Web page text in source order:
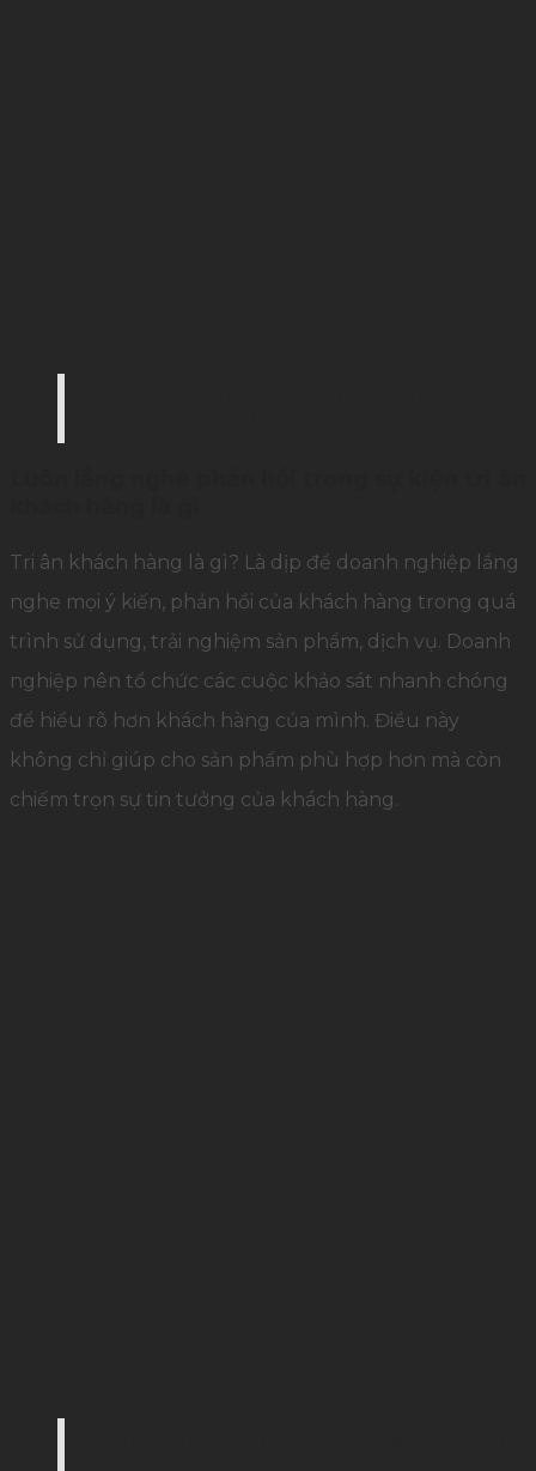
Tri ân khách hàng là gì? Là dịp để doanh nghiệp lắng
nghe mọi ý kiến, phản hồi của khách hàng trong quá
trình sử dụng, trải nghiệm sản phẩm, dịch vụ. Doanh
nghiệp nên tổ chức các cuộc khảo sát nhanh chóng
để hiểu rõ hơn khách hàng của mình. Điều này
không chỉ giúp cho sản phẩm phù hợp hơn mà còn
chiếm trọn sự tin tưởng của khách hàng.